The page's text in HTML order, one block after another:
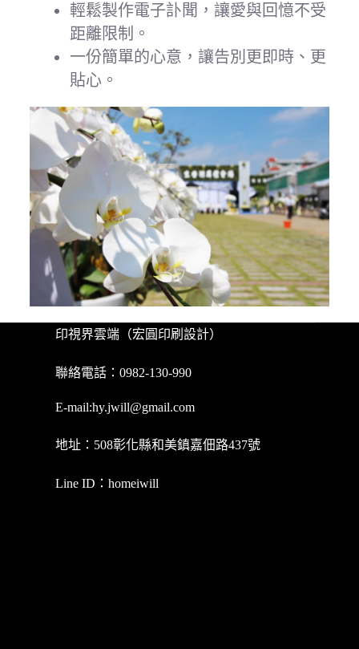
輕鬆製作電子訃聞，讓愛與回憶不受
距離限制。
一份簡單的心意，讓告別更即時、更
貼心。
印視界雲端（宏圓印刷設計）
聯絡電話：0982-130-990
E-mail:hy.jwill@gmail.com
地址：508彰化縣和美鎮嘉佃路437號
Line ID：homeiwill